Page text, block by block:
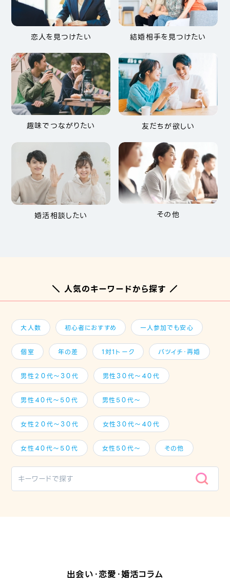
恋人を見つけたい 結婚相手を見つけたい
趣味でつながりたい 友だちが欲しい
婚活相談したい その他
＼ 人気のキーワードから探す ／
大人数 初心者におすすめ 一人参加でも安心
個室 年の差 1対1トーク バツイチ・再婚
男性２０代～３０代 男性３０代～４０代
男性４０代～５０代 男性５０代～
女性２０代～３０代 女性３０代～４０代
女性４０代～５０代 女性５０代～ その他
出会い・恋愛・婚活コラム